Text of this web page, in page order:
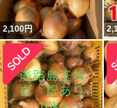
2,100円